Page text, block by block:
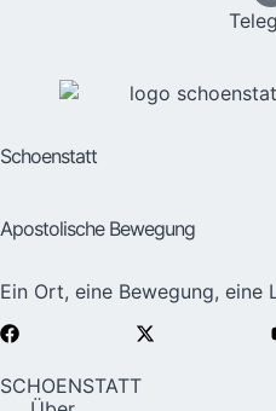
Schoenstatt
Apostolische Bewegung
Ein Ort, eine Bewegung, eine
SCHOENSTATT